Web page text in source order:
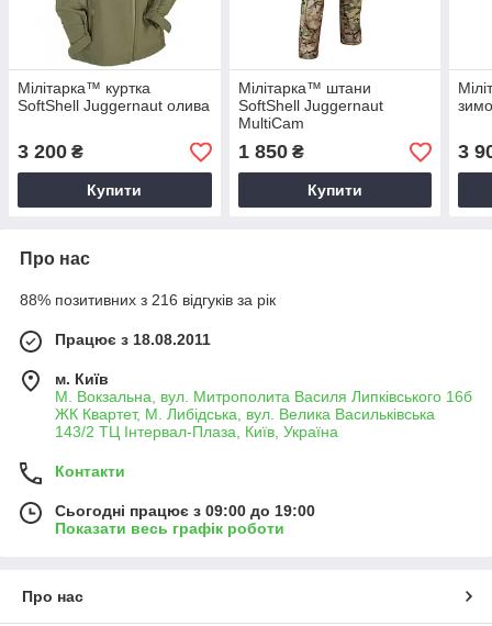
Мілітарка™ куртка
SoftShell Juggernaut олива
3 200 ₴
Купити
Мілітарка™ штани
SoftShell Juggernaut
MultiCam
1 850₴
Купити
3
Про нас
88% позитивних з 216 відгуків за рік
Працює з 18.08.2011
м. Київ
М. Вокзальна, вул. Митрополита Василя Липківського 16б
ЖК Квартет, М. Либідська, вул. Велика Васильківська
143/2 ТЦ Інтервал-Плаза, Київ, Україна
Контакти
Сьогодні працює з 09:00 до 19:00
Показати весь графік роботи
Про нас